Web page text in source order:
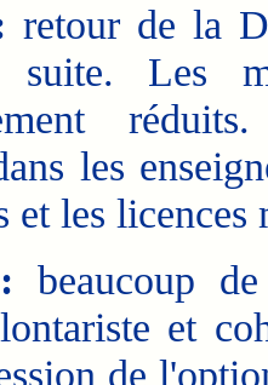
retour de la
suite. Les
les
et les licences
beaucoup
et
de